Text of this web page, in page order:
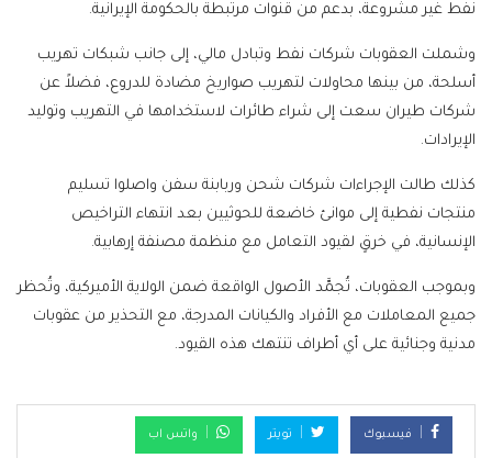
نفط غير مشروعة، بدعم من قنوات مرتبطة بالحكومة الإيرانية.
وشملت العقوبات شركات نفط وتبادل مالي، إلى جانب شبكات تهريب
أسلحة، من بينها محاولات لتهريب صواريخ مضادة للدروع، فضلاً عن
شركات طيران سعت إلى شراء طائرات لاستخدامها في التهريب وتوليد
الإيرادات.
كذلك طالت الإجراءات شركات شحن وربابنة سفن واصلوا تسليم
منتجات نفطية إلى موانئ خاضعة للحوثيين بعد انتهاء التراخيص
الإنسانية، في خرقٍ لقيود التعامل مع منظمة مصنفة إرهابية.
وبموجب العقوبات، تُجمَّد الأصول الواقعة ضمن الولاية الأميركية، وتُحظر
جميع المعاملات مع الأفراد والكيانات المدرجة، مع التحذير من عقوبات
مدنية وجنائية على أي أطراف تنتهك هذه القيود.
فيسبوك تويتر واتس اب